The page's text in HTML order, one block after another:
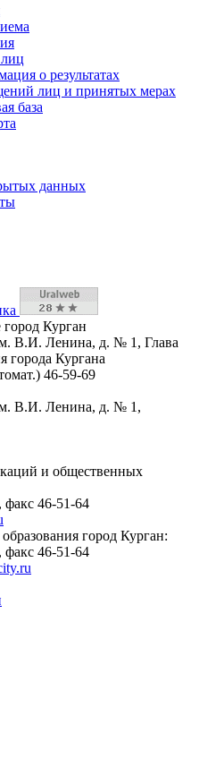
о результатах
лиц и принятых мерах
база
данных
Курган
В.И. Ленина, д. № 1, Глава
города Кургана
46-59-69
В.И. Ленина, д. № 1,
и общественных
факс 46-51-64
город Курган:
факс 46-51-64